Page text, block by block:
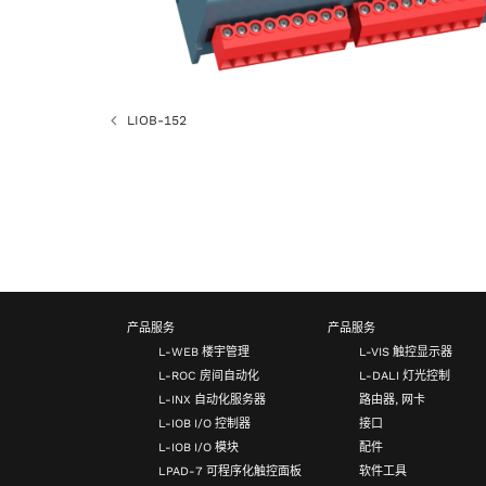
LIOB-152
产品服务
L-WEB 楼宇管理
L-ROC 房间自动化
L-INX 自动化服务器
L-IOB I/O 控制器
L-IOB I/O 模块
LPAD-7 可程序化触控面板
产品服务
L-VIS 触控显示器
L-DALI 灯光控制
路由器, 网卡
接口
配件
软件工具